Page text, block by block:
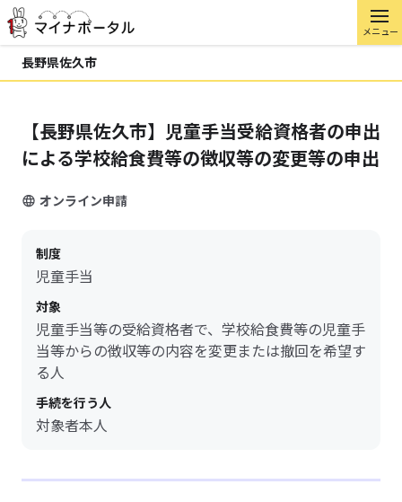
メニュー
長野県佐久市
【長野県佐久市】児童手当受給資格者の申出
による学校給食費等の徴収等の変更等の申出
オンライン申請
制度
児童手当
対象
児童手当等の受給資格者で、学校給食費等の児童手
当等からの徴収等の内容を変更または撤回を希望す
る人
手続を行う人
対象者本人